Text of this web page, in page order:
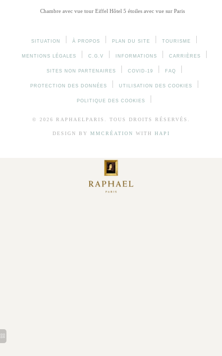
Chambre avec vue tour Eiffel Hôtel 5 étoiles avec vue sur Paris
SITUATION À PROPOS PLAN DU SITE TOURISME
MENTIONS LÉGALES C.G.V INFORMATIONS CARRIÈRES
SITES NON PARTENAIRES COVID-19 FAQ
PROTECTION DES DONNÉES UTILISATION DES COOKIES
POLITIQUE DES COOKIES
© 2026 RAPHAELPARIS. TOUS DROITS RÉSERVÉS.
DESIGN BY MMCRÉATION WITH HAPI